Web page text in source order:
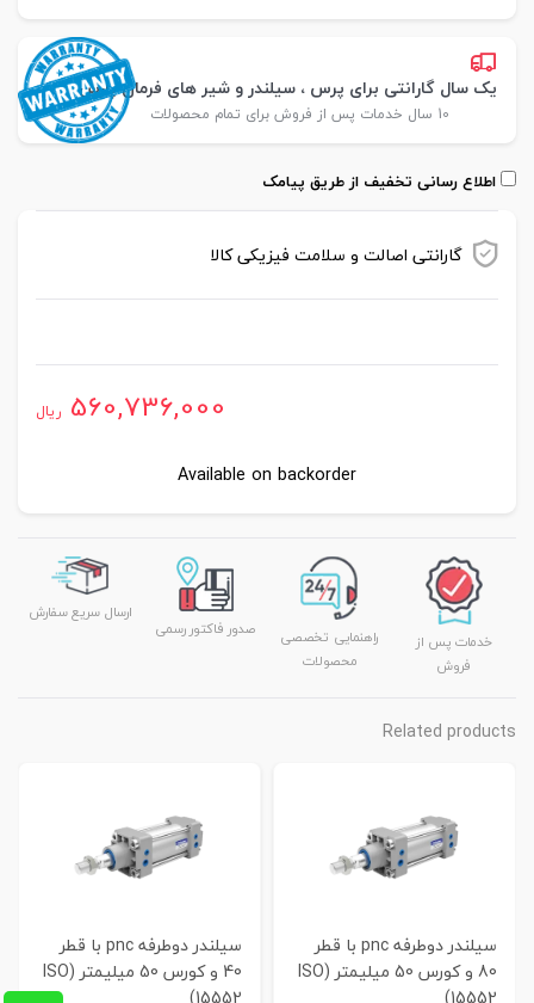
یک سال گارانتی برای پرس ، سیلندر و شیر های فرمان پارس
10 سال خدمات پس از فروش برای تمام محصولات
اطلاع رسانی تخفیف از طریق پیامک
گارانتی اصالت و سلامت فیزیکی کالا
560,736,000 ریال
Available on backorder
خدمات پس از
فروش
راهنمایی تخصصی
محصولات
صدور فاکتور رسمی
ارسال سریع سفارش
Related products
سیلندر دوطرفه pnc با قطر
80 و کورس 50 میلیمتر (ISO
سیلندر دوطرفه pnc با قطر
40 و کورس 50 میلیمتر (ISO